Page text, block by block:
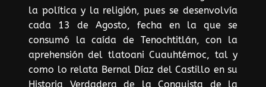
la política y la religión, pues se desenvolvía
cada 13 de Agosto, fecha en la que se
consumó la caída de Tenochtitlán, con la
aprehensión del tlatoani Cuauhtémoc, tal y
como lo relata Bernal Díaz del Castillo en su
Historia Verdadera de la Conquista de la